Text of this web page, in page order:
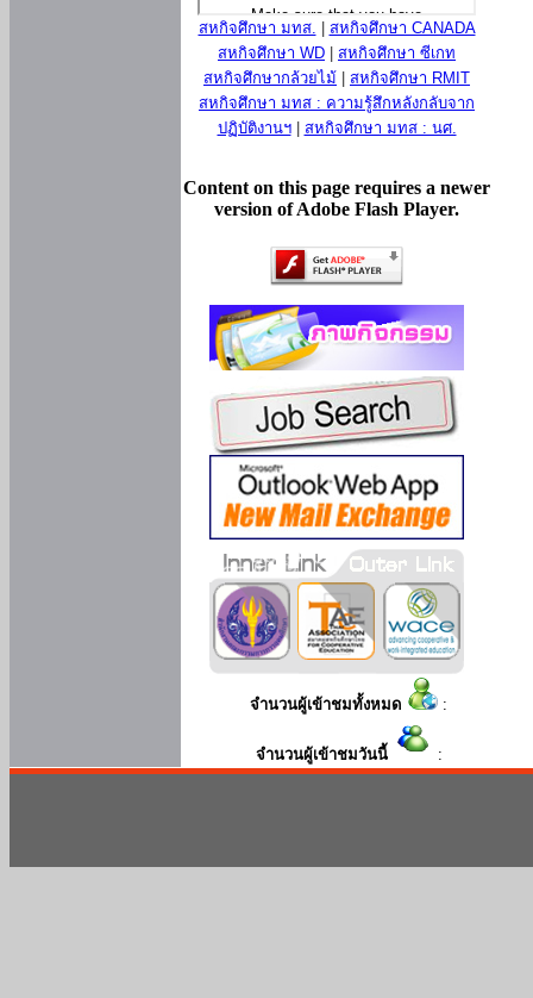
สหกิจศึกษา มทส.
สหกิจศึกษา CANADA
สหกิจศึกษา WD
สหกิจศึกษา ซีเกท
สหกิจศึกษากล้วยไม้
สหกิจศึกษา RMIT
สหกิจศึกษา มทส : ความรู้สึกหลังกลับจาก
ปฏิบัติงานฯ| สหกิจศึกษา มทส : นศ.
Content on this page requires a newer
version of Adobe Flash Player.
จำนวนผู้เข้าชมทั้งหมด :
จำนวนผู้เข้าชมวันนี้ :